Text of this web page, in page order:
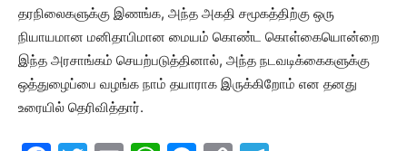
தரநிலைகளுக்கு இணங்க, அந்த அகதி சமூகத்திற்கு ஒரு
நியாயமான மனிதாபிமான மையம் கொண்ட கொள்கையொன்றை
இந்த அரசாங்கம் செயற்படுத்தினால், அந்த நடவடிக்கைகளுக்கு
ஒத்துழைப்பை வழங்க நாம் தயாராக இருக்கிறோம் என தனது
உரையில் தெரிவித்தார்.